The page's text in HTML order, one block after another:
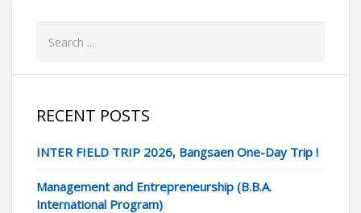
RECENT POSTS
INTER FIELD TRIP 2026, Bangsaen One-Day Trip !
Management and Entrepreneurship (B.B.A.
International Program)